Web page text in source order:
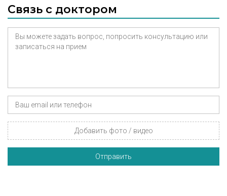
Связь с доктором
Добавить фото / видео
Отправить